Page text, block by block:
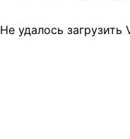
Не удалось загрузить